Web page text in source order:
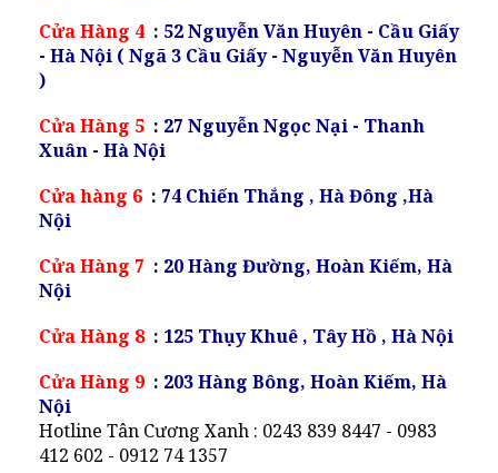
Cửa Hàng 4 : 52 Nguyễn Văn Huyên - Cầu Giấy
- Hà Nội ( Ngã 3 Cầu Giấy - Nguyễn Văn Huyên
)
Cửa Hàng 5 : 27 Nguyễn Ngọc Nại - Thanh
Xuân - Hà Nội
Cửa hàng 6 : 74 Chiến Thắng , Hà Đông ,Hà
Nội
Cửa Hàng 7 : 20 Hàng Đường, Hoàn Kiếm, Hà
Nội
Cửa Hàng 8 : 125 Thụy Khuê , Tây Hồ , Hà Nội
Cửa Hàng 9 : 203 Hàng Bông, Hoàn Kiếm, Hà
Nội
Hotline Tân Cương Xanh : 0243 839 8447 - 0983
412 602 - 0912 74 1357